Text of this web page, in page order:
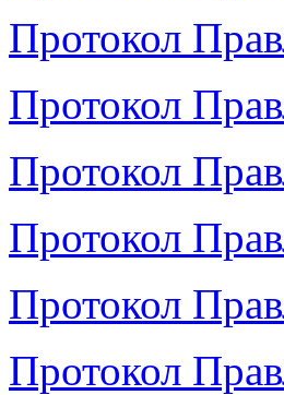
Протокол
Протокол
Протокол
Протокол
Протокол
Протокол